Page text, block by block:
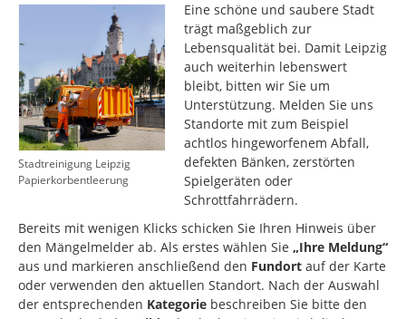
Stadtreinigung Leipzig
Papierkorbentleerung
Eine schöne und saubere Stadt
trägt maßgeblich zur
Lebensqualität bei. Damit Leipzig
auch weiterhin lebenswert
bleibt, bitten wir Sie um
Unterstützung. Melden Sie uns
Standorte mit zum Beispiel
achtlos hingeworfenem Abfall,
defekten Bänken, zerstörten
Spielgeräten oder
Schrottfahrrädern.
Bereits mit wenigen Klicks schicken Sie Ihren Hinweis über
den Mängelmelder ab. Als erstes wählen Sie „Ihre Meldung“
aus und markieren anschließend den Fundort auf der Karte
oder verwenden den aktuellen Standort. Nach der Auswahl
der entsprechenden Kategorie beschreiben Sie bitte den